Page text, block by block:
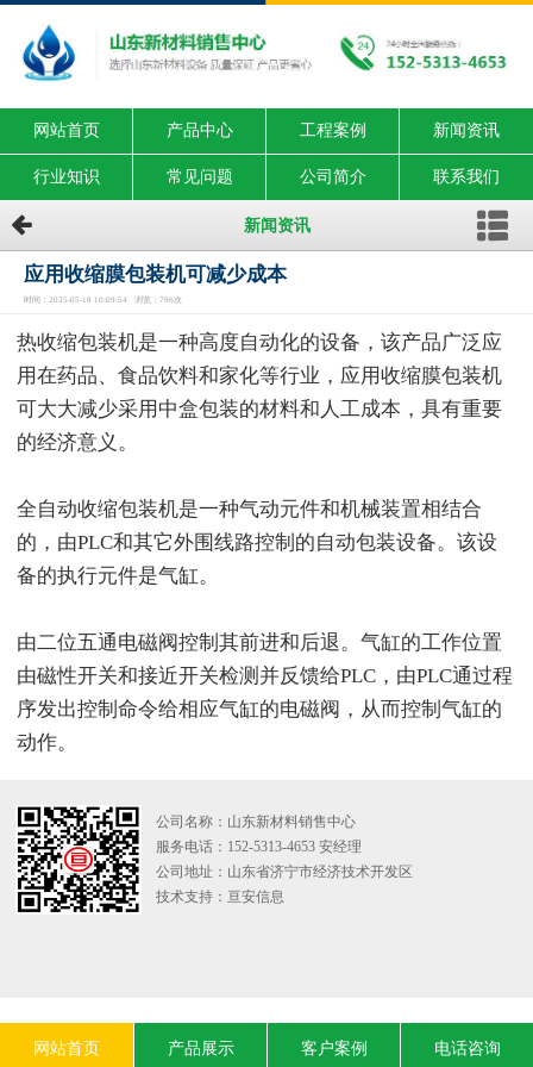
网站首页 产品中心 工程案例 新闻资讯
行业知识 常见问题 公司简介 联系我们
新闻资讯
应用收缩膜包装机可减少成本
时间：2025-05-18 10:09:54 浏览：796次
热收缩包装机是一种高度自动化的设备，该产品广泛应
用在药品、食品饮料和家化等行业，应用收缩膜包装机
可大大减少采用中盒包装的材料和人工成本，具有重要
的经济意义。
全自动收缩包装机是一种气动元件和机械装置相结合
的，由PLC和其它外围线路控制的自动包装设备。该设
备的执行元件是气缸。
由二位五通电磁阀控制其前进和后退。气缸的工作位置
由磁性开关和接近开关检测并反馈给PLC，由PLC通过程
序发出控制命令给相应气缸的电磁阀，从而控制气缸的
动作。
公司名称：山东新材料销售中心
服务电话：152-5313-4653 安经理
公司地址：山东省济宁市经济技术开发区
技术支持： 亘安信息
网站首页 产品展示 客户案例 电话咨询